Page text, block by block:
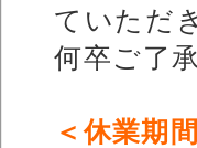
ていただ
何卒ご了
＜休業期